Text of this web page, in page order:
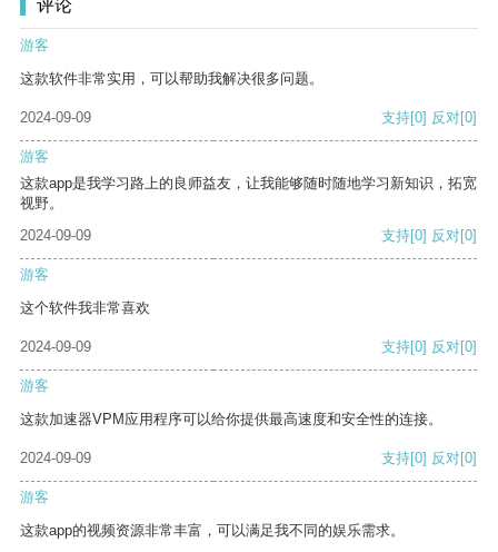
评论
游客
这款软件非常实用，可以帮助我解决很多问题。
2024-09-09 支持[0] 反对[0]
游客
这款app是我学习路上的良师益友，让我能够随时随地学习新知识，拓宽
视野。
2024-09-09
支持[0] 反对[0]
游客
这个软件我非常喜欢
2024-09-09 支持[0] 反对[0]
游客
这款加速器VPM应用程序可以给你提供最高速度和安全性的连接。
2024-09-09 支持[0] 反对[0]
游客
这款app的视频资源非常丰富，可以满足我不同的娱乐需求。